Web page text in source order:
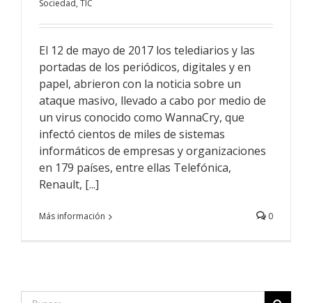
Sociedad, TIC
El 12 de mayo de 2017 los telediarios y las
portadas de los periódicos, digitales y en
papel, abrieron con la noticia sobre un
ataque masivo, llevado a cabo por medio de
un virus conocido como WannaCry, que
infectó cientos de miles de sistemas
informáticos de empresas y organizaciones
en 179 países, entre ellas Telefónica,
Renault, [...]
Más información 0